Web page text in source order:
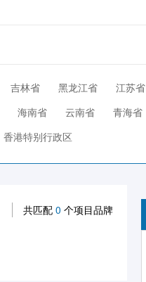
吉林省 黑龙江省 江苏省
海南省 云南省 青海省
香港特别行政区
共匹配 0 个项目品牌